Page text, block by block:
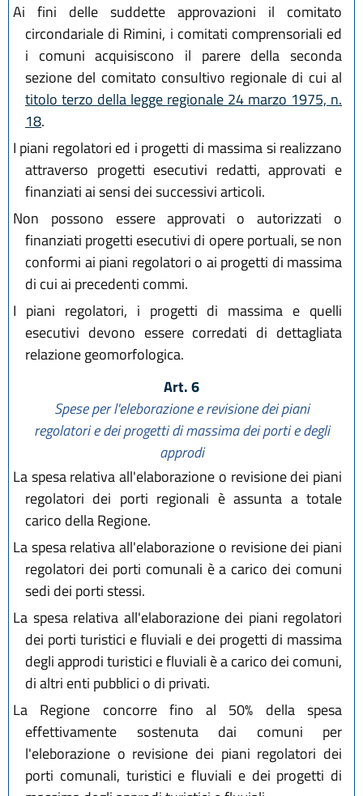
Ai fini delle suddette approvazioni il comitato
circondariale di Rimini, i comitati comprensoriali ed
i comuni acquisiscono il parere della seconda
sezione del comitato consultivo regionale di cui al
titolo terzo della legge regionale 24 marzo 1975, n.
18.
I piani regolatori ed i progetti di massima si realizzano
attraverso progetti esecutivi redatti, approvati e
finanziati ai sensi dei successivi articoli.
Non possono essere approvati o autorizzati o
finanziati progetti esecutivi di opere portuali, se non
conformi ai piani regolatori o ai progetti di massima
di cui ai precedenti commi.
I piani regolatori, i progetti di massima e quelli
esecutivi devono essere corredati di dettagliata
relazione geomorfologica.
Art. 6
Spese per l'eleborazione e revisione dei piani
regolatori e dei progetti di massima dei porti e degli
approdi
La spesa relativa all'elaborazione o revisione dei piani
regolatori dei porti regionali è assunta a totale
carico della Regione.
La spesa relativa all'elaborazione o revisione dei piani
regolatori dei porti comunali è a carico dei comuni
sedi dei porti stessi.
La spesa relativa all'elaborazione dei piani regolatori
dei porti turistici e fluviali e dei progetti di massima
degli approdi turistici e fluviali è a carico dei comuni,
di altri enti pubblici o di privati.
La Regione concorre fino al 50% della spesa
effettivamente sostenuta dai comuni per
l'eleborazione o revisione dei piani regolatori dei
porti comunali, turistici e fluviali e dei progetti di